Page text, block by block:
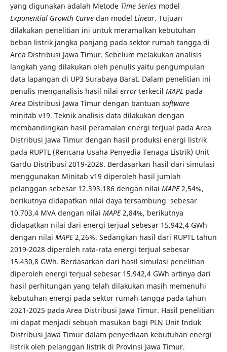
yang digunakan adalah Metode Time Series model
Exponential Growth Curve dan model Linear. Tujuan
dilakukan penelitian ini untuk meramalkan kebutuhan
beban listrik jangka panjang pada sektor rumah tangga di
Area Distribusi Jawa Timur. Sebelum melakukan analisis
langkah yang dilakukan oleh penulis yaitu pengumpulan
data lapangan di UP3 Surabaya Barat. Dalam penelitian ini
penulis menganalisis hasil nilai errorterkecil MAPEpada
Area Distribusi Jawa Timur dengan bantuan software
minitab v19. Teknik analisis data dilakukan dengan
membandingkan hasil peramalan energi terjual pada Area
Distribusi Jawa Timur dengan hasil produksi energi listrik
pada RUPTL (Rencana Usaha Penyedia Tenaga Listrik) Unit
Gardu Distribusi 2019-2028. Berdasarkan hasil dari simulasi
menggunakan Minitab v19 diperoleh hasil jumlah
pelanggan sebesar 12.393.186 dengan nilai MAPE2,54%,
berikutnya didapatkan nilai daya tersambung sebesar
10.703,4 MVA dengan nilai MAPE2,84%, berikutnya
didapatkan nilai dari energi terjual sebesar 15.942,4 GWh
dengan nilai MAPE2,26%. Sedangkan hasil dari RUPTL tahun
2019-2028 diperoleh rata-rata energi terjual sebesar
15.430,8 GWh. Berdasarkan dari hasil simulasi penelitian
diperoleh energi terjual sebesar 15.942,4 GWh artinya dari
hasil perhitungan yang telah dilakukan masih memenuhi
kebutuhan energi pada sektor rumah tangga pada tahun
2021-2025 pada Area Distribusi Jawa Timur. Hasil penelitian
ini dapat menjadi sebuah masukan bagi PLN Unit Induk
Distribusi Jawa Timur dalam penyediaan kebutuhan energi
listrik oleh pelanggan listrik di Provinsi Jawa Timur.